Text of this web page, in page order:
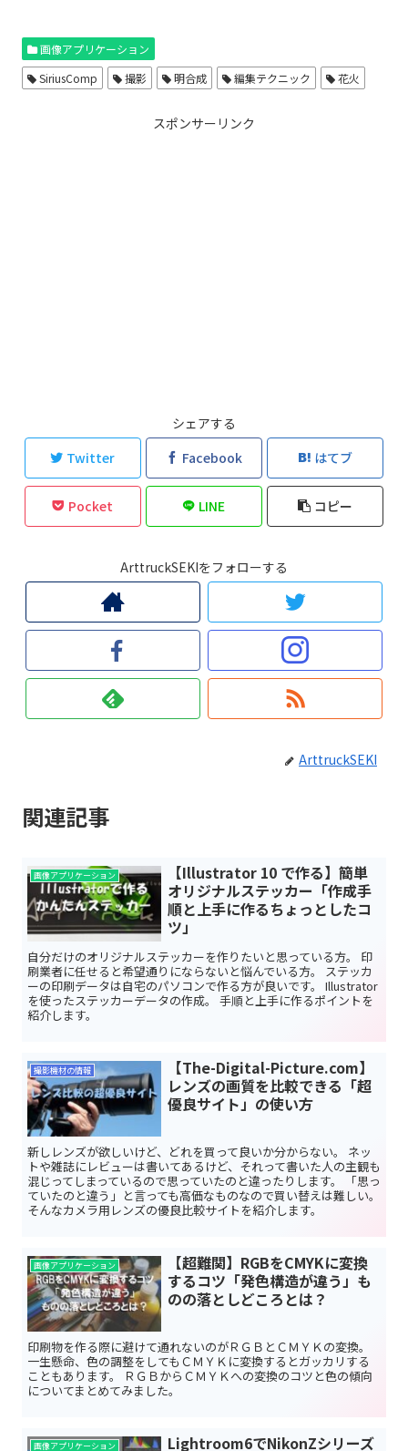
画像アプリケーション
SiriusComp
撮影 明合成 編集テクニック 花火
スポンサーリンク
シェアする
Twitter
Facebook はてブ
Pocket LINE コピー
ArttruckSEKIをフォローする
ArttruckSEKI
関連記事
画像アプリケーション
【Illustrator 10 で作る】簡単
オリジナルステッカー「作成手
順と上手に作るちょっとしたコ
ツ」
自分だけのオリジナルステッカーを作りたいと思っている方。 印
刷業者に任せると希望通りにならないと悩んでいる方。 ステッカ
ーの印刷データは自宅のパソコンで作る方が良いです。 Illustrator
を使ったステッカーデータの作成。 手順と上手に作るポイントを
紹介します。
撮影機材の情報
【The-Digital-Picture.com】
レンズの画質を比較できる「超
優良サイト」の使い方
新しレンズが欲しいけど、どれを買って良いか分からない。 ネッ
トや雑誌にレビューは書いてあるけど、それって書いた人の主観も
混じってしまっているので思っていたのと違ったりします。 「思っ
ていたのと違う」と言っても高価なものなので買い替えは難しい。
そんなカメラ用レンズの優良比較サイトを紹介します。
画像アプリケーション
【超難関】RGBをCMYKに変換
するコツ「発色構造が違う」も
のの落としどころとは？
印刷物を作る際に避けて通れないのがＲＧＢとＣＭＹＫの変換。
一生懸命、色の調整をしてもＣＭＹＫに変換するとガッカリする
こともあります。 ＲＧＢからＣＭＹＫへの変換のコツと色の傾向
についてまとめてみました。
画像アプリケーション
Lightroom6でNikonZシリーズ